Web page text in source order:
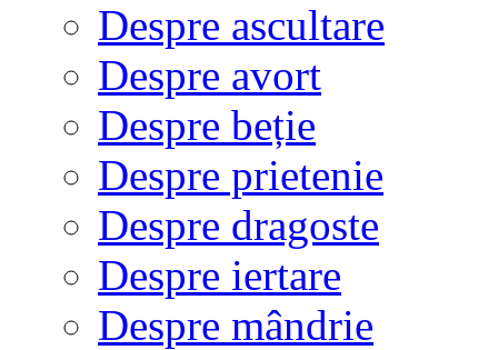
Despre ascultare
Despre avort
Despre beție
Despre prietenie
Despre dragoste
Despre iertare
Despre mândrie